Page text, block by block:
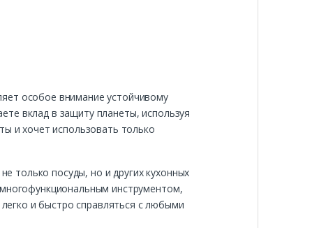
особое внимание устойчивому
вклад в защиту планеты, используя
и хочет использовать только
только посуды, но и других кухонных
инструментом,
и быстро справляться с любыми